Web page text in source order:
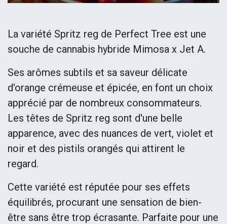
La variété Spritz reg de Perfect Tree est une
souche de cannabis hybride Mimosa x Jet A.
Ses arômes subtils et sa saveur délicate
d'orange crémeuse et épicée, en font un choix
apprécié par de nombreux consommateurs.
Les têtes de Spritz reg sont d'une belle
apparence, avec des nuances de vert, violet et
noir et des pistils orangés qui attirent le
regard.
Cette variété est réputée pour ses effets
équilibrés, procurant une sensation de bien-
être sans être trop écrasante. Parfaite pour une